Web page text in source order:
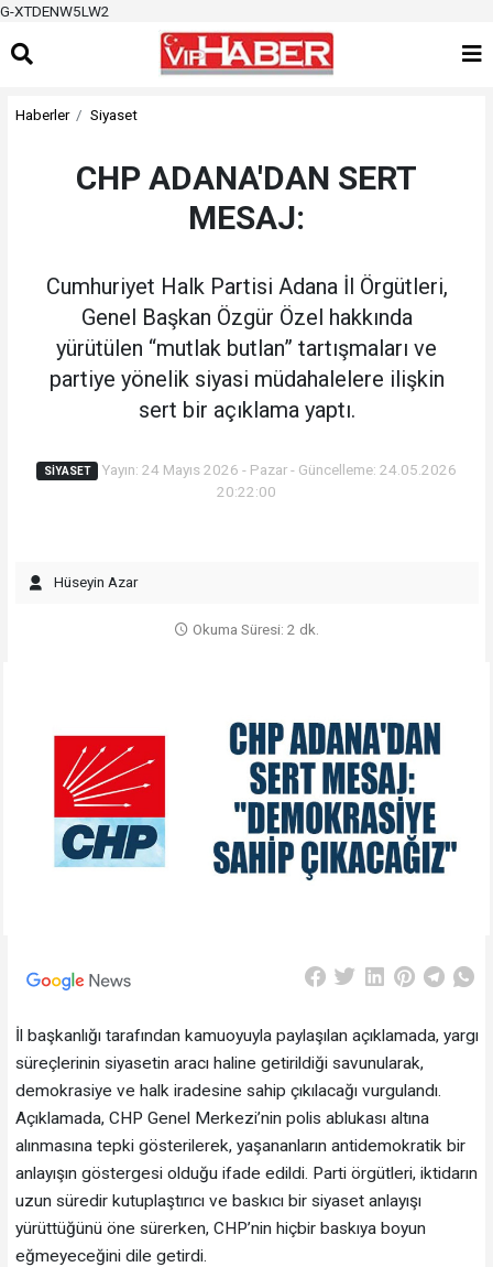
G-XTDENW5LW2
Haberler Siyaset
CHP ADANA'DAN SERT
MESAJ:
Cumhuriyet Halk Partisi Adana İl Örgütleri,
Genel Başkan Özgür Özel hakkında
yürütülen “mutlak butlan” tartışmaları ve
partiye yönelik siyasi müdahalelere ilişkin
sert bir açıklama yaptı.
SIYASET
Yayın: 24 Mayıs 2026 - Pazar - Güncelleme: 24.05.2026
20:22:00
Hüseyin Azar
Okuma Süresi: 2 dk.
İl başkanlığı tarafından kamuoyuyla paylaşılan açıklamada, yargı
süreçlerinin siyasetin aracı haline getirildiği savunularak,
demokrasiye ve halk iradesine sahip çıkılacağı vurgulandı.
Açıklamada, CHP Genel Merkezi’nin polis ablukası altına
alınmasına tepki gösterilerek, yaşananların antidemokratik bir
anlayışın göstergesi olduğu ifade edildi. Parti örgütleri, iktidarın
uzun süredir kutuplaştırıcı ve baskıcı bir siyaset anlayışı
yürüttüğünü öne sürerken, CHP’nin hiçbir baskıya boyun
eğmeyeceğini dile getirdi.